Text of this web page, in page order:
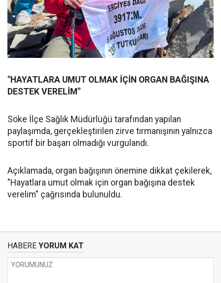
"HAYATLARA UMUT OLMAK İÇİN ORGAN BAĞIŞINA
DESTEK VERELİM"
Söke İlçe Sağlık Müdürlüğü tarafından yapılan
paylaşımda, gerçekleştirilen zirve tırmanışının yalnızca
sportif bir başarı olmadığı vurgulandı.
Açıklamada, organ bağışının önemine dikkat çekilerek,
"Hayatlara umut olmak için organ bağışına destek
verelim" çağrısında bulunuldu.
HABERE YORUM KAT